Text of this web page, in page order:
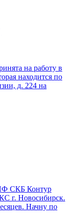
на работу в
находится по
д. 224 на
СКБ Контур
г. Новосибирск.
Начну по